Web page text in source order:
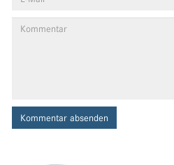
Kommentar absenden